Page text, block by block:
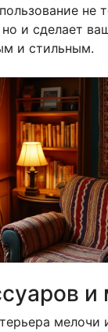
не
но и сделает
и стильным.
и
мелочи